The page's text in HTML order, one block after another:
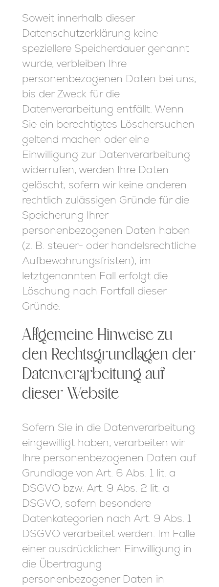
Soweit innerhalb dieser
Datenschutzerklärung keine
speziellere Speicherdauer genannt
wurde, verbleiben Ihre
personenbezogenen Daten bei uns,
bis der Zweck für die
Datenverarbeitung entfällt. Wenn
Sie ein berechtigtes Löschersuchen
geltend machen oder eine
Einwilligung zur Datenverarbeitung
widerrufen, werden Ihre Daten
gelöscht, sofern wir keine anderen
rechtlich zulässigen Gründe für die
Speicherung Ihrer
personenbezogenen Daten haben
(z. B. steuer- oder handelsrechtliche
Aufbewahrungsfristen); im
letztgenannten Fall erfolgt die
Löschung nach Fortfall dieser
Gründe.
Allgemeine Hinweise zu
den Rechtsgrundlagen der
Datenverarbeitung auf
dieser Website
Sofern Sie in die Datenverarbeitung
eingewilligt haben, verarbeiten wir
Ihre personenbezogenen Daten auf
Grundlage von Art. 6 Abs. 1 lit. a
DSGVO bzw. Art. 9 Abs. 2 lit. a
DSGVO, sofern besondere
Datenkategorien nach Art. 9 Abs. 1
DSGVO verarbeitet werden. Im Falle
einer ausdrücklichen Einwilligung in
die Übertragung
personenbezogener Daten in